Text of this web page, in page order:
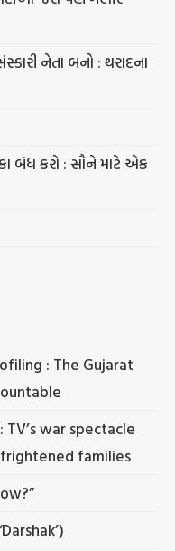
નેતા બનો : થરાદના
બંધ કરો : સૌને માટે એક
: The Gujarat
war spectacle
frightened families